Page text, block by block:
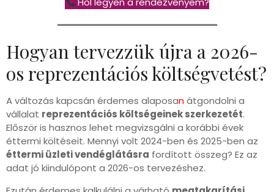
━━━━━━━━━━━━━━━━━━━━━━━━━━━━━
Hogyan tervezzük újra a 2026-
os reprezentációs költségvetést?
A változás kapcsán érdemes alaposanátgondolni a
vállalat reprezentációs költségeinek szerkezetét.
Először is hasznos lehet megvizsgálni a korábbi évek
éttermi költéseit. Mennyi volt 2024-ben és 2025-ben az
éttermi üzleti vendéglátásra fordított összeg? Ez az
adat jó kiindulópont a 2026-os tervezéshez.